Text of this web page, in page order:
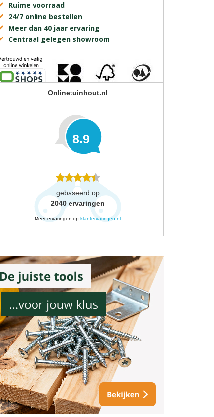
Ruime voorraad
24/7 online bestellen
Meer dan 40 jaar ervaring
Centraal gelegen showroom
Onlinetuinhout.nl
8.9
gebaseerd op
2040 ervaringen
Meer ervaringen op klantervaringen.nl